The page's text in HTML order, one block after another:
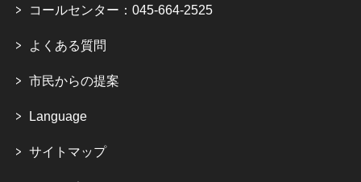
コールセンター：045-664-2525
よくある質問
市民からの提案
Language
サイトマップ